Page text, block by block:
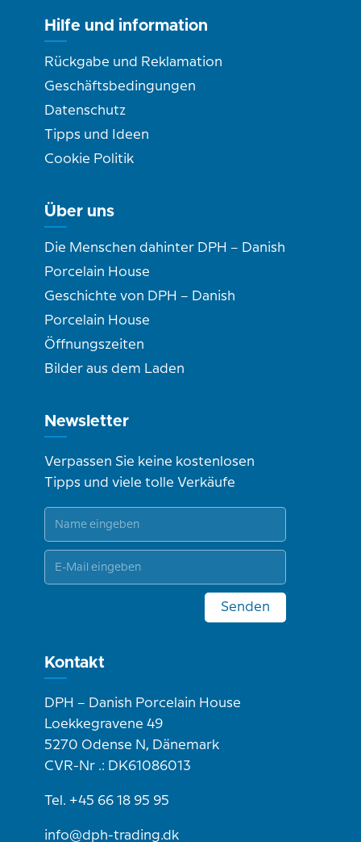
Hilfe und information
Rückgabe und Reklamation
Geschäftsbedingungen
Datenschutz
Tipps und Ideen
Cookie Politik
Über uns
Die Menschen dahinter DPH – Danish
Porcelain House
Geschichte von DPH – Danish
Porcelain House
Öffnungszeiten
Bilder aus dem Laden
Newsletter
Verpassen Sie keine kostenlosen
Tipps und viele tolle Verkäufe
Senden
Kontakt
DPH – Danish Porcelain House
Loekkegravene 49
5270 Odense N, Dänemark
CVR-Nr .: DK61086013
Tel. +45 66 18 95 95
info@dph-trading.dk